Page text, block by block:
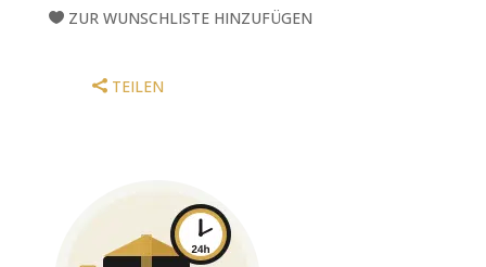
20 ZUR WUNSCHLISTE HINZUFÜGEN
TEILEN